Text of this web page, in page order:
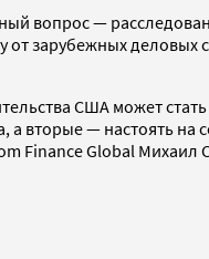
вопрос —
зарубежных деловых
США может
вторые — настоять
Finance Global Михаил